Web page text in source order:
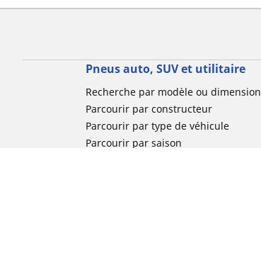
Pneus auto, SUV et utilitaire
Recherche par modèle ou dimension
Parcourir par constructeur
Parcourir par type de véhicule
Parcourir par saison